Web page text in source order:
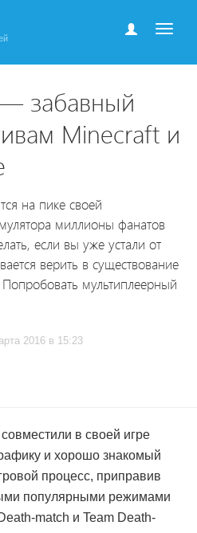
забавный
Minecraft и
на пике своей
миллионы фанатов
если вы уже устали от
верить в существование
Попробовать мультиплеерный
2016 в 15:23
в своей игре
и хорошо знакомый
процесс, приправив
популярными режимами
match и Team Death-